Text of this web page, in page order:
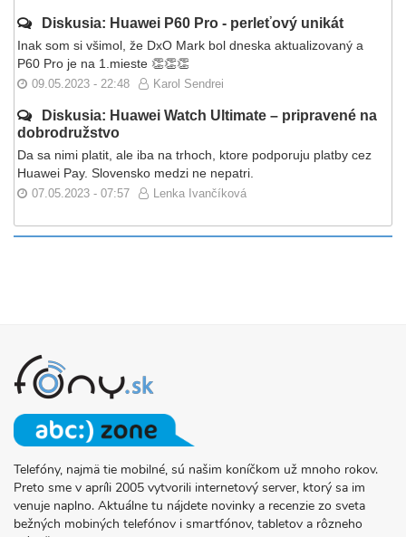
Diskusia: Huawei P60 Pro - perleťový unikát
Inak som si všimol, že DxO Mark bol dneska aktualizovaný a
P60 Pro je na 1.mieste 👏👏👏
09.05.2023 - 22:48 Karol Sendrei
Diskusia: Huawei Watch Ultimate – pripravené na
dobrodružstvo
Da sa nimi platit, ale iba na trhoch, ktore podporuju platby cez
Huawei Pay. Slovensko medzi ne nepatri.
07.05.2023 - 07:57 Lenka Ivančíková
O
PROJEKTE
FONY.SK
Telefóny, najmä tie mobilné, sú našim koníčkom už mnoho rokov.
Preto sme v apríli 2005 vytvorili internetový server, ktorý sa im
venuje naplno. Aktuálne tu nájdete novinky a recenzie zo sveta
bežných mobiných telefónov i smartfónov, tabletov a rôzneho